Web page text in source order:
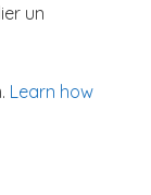
un
Learn how